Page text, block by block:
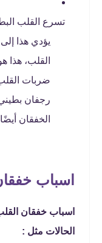
تسرع القلب
يؤدي هذا
القلب، هذا
ضربات
رجفان
الخفقان
اسباب
اسباب خفقان
الحالات مثل :